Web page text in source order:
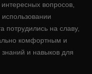
вопросов,
потрудились на славу,
комфортным и
и навыков для